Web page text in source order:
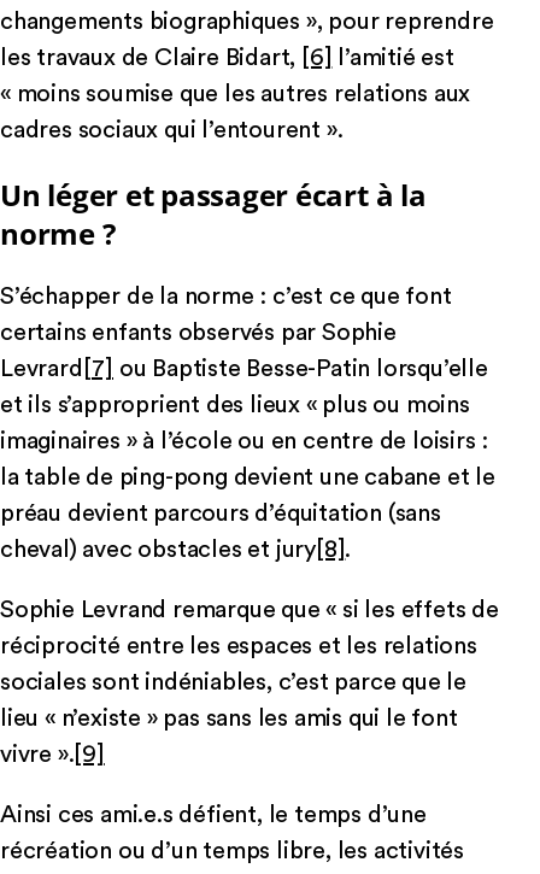
changements biographiques », pour reprendre
les travaux de Claire Bidart,
[6]
l’amitié est
« moins soumise que les autres relations aux
cadres sociaux qui l’entourent ».
Un léger et passager écart à la
norme ?
S’échapper de la norme : c’est ce que font
certains enfants observés par Sophie
Levrard [7]
ou Baptiste Besse-Patin lorsqu’elle
et ils s’approprient des lieux « plus ou moins
imaginaires » à l’école ou en centre de loisirs :
la table de ping-pong devient une cabane et le
préau devient parcours d’équitation (sans
cheval) avec obstacles et jury [8] .
Sophie Levrand remarque que « si les effets de
réciprocité entre les espaces et les relations
sociales sont indéniables, c’est parce que le
lieu « n’existe » pas sans les amis qui le font
vivre ». [9]
Ainsi ces ami.e.s défient, le temps d’une
récréation ou d’un temps libre, les activités